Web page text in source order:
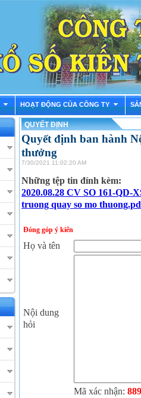
HOẠT ĐỘNG CỦA CÔNG TY
QUYẾT ĐỊNH
Quyết định ban hành
thưởng
7/30/2021 11:02:20 AM
Những tệp tin đính kèm:
2020.08.28 CV SO 161-QD-
truong quay so mo
Đóng góp ý kiến
Họ và tên
Nội dung
hỏi
Mã xác nhận: